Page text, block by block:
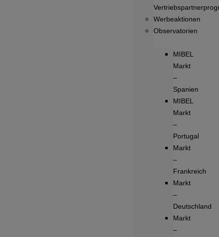
Werbeaktionen
Observatorien
MIBEL
Markt
–
Spanien
MIBEL
Markt
–
Portugal
Markt
–
Frankreich
Markt
–
Deutschland
Markt
–